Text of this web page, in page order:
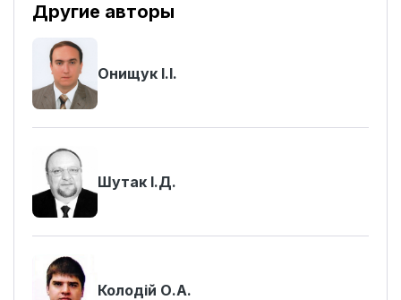
Другие авторы
Онищук І.І.
Шутак І.Д.
Колодій О.А.